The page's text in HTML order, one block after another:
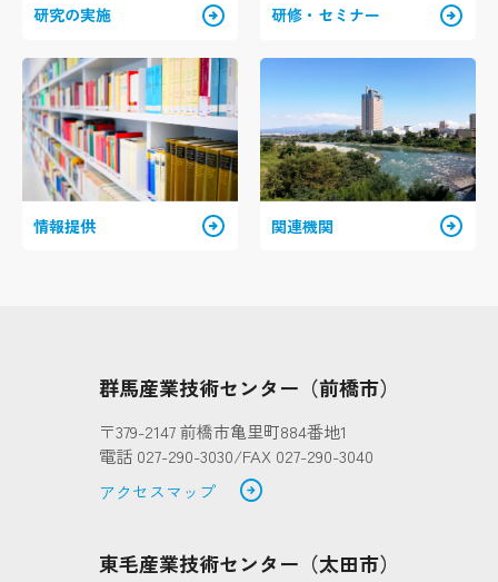
研究の実施 arrow_circle_right 研修・セミナー arrow_circle_right
情報提供 arrow_circle_right 関連機関 arrow_circle_right
群馬産業技術センター（前橋市）
〒379-2147 前橋市亀里町884番地1
電話 027-290-3030/FAX 027-290-3040
アクセスマップ
arrow_circle_right
東毛産業技術センター（太田市）